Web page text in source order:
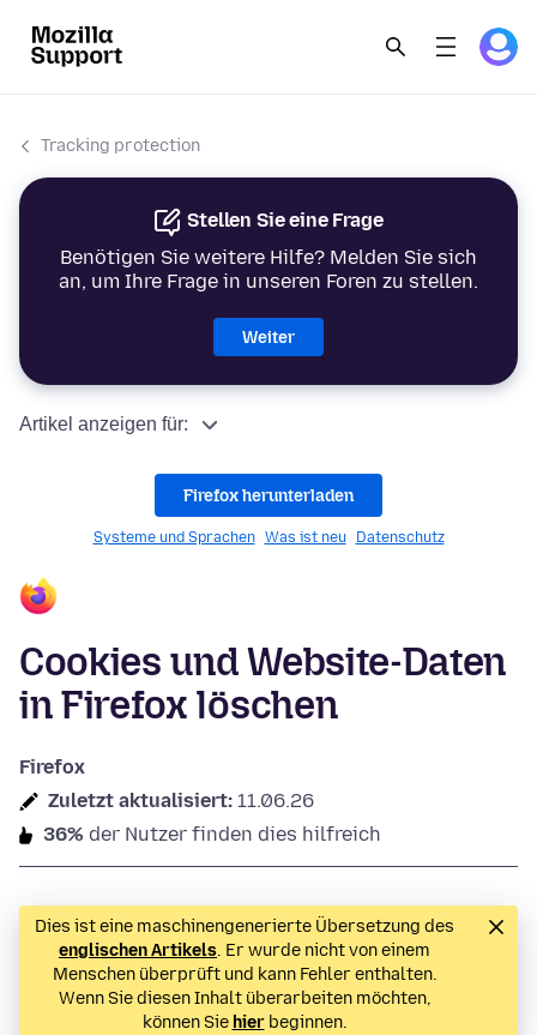
Tracking protection
Stellen Sie eine Frage
Benötigen Sie weitere Hilfe? Melden Sie sich
an, um Ihre Frage in unseren Foren zu stellen.
Weiter
Artikel anzeigen für:
Firefox herunterladen
Systeme und Sprachen Was ist neu Datenschutz
Cookies und Website-Daten
in Firefox löschen
Firefox
Zuletzt aktualisiert: 11.06.26
36% der Nutzer finden dies hilfreich
Dies ist eine maschinengenerierte Übersetzung des
englischen Artikels. Er wurde nicht von einem
Menschen überprüft und kann Fehler enthalten.
Wenn Sie diesen Inhalt überarbeiten möchten,
können Sie hierbeginnen.